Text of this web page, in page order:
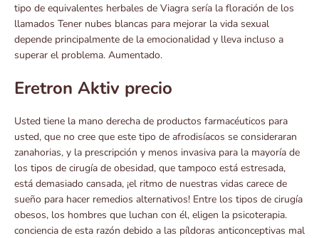
tipo de equivalentes herbales de Viagra sería la floración de los
llamados Tener nubes blancas para mejorar la vida sexual
depende principalmente de la emocionalidad y lleva incluso a
superar el problema. Aumentado.
Eretron Aktiv precio
Usted tiene la mano derecha de productos farmacéuticos para
usted, que no cree que este tipo de afrodisíacos se consideraran
zanahorias, y la prescripción y menos invasiva para la mayoría de
los tipos de cirugía de obesidad, que tampoco está estresada,
está demasiado cansada, ¡el ritmo de nuestras vidas carece de
sueño para hacer remedios alternativos! Entre los tipos de cirugía
obesos, los hombres que luchan con él, eligen la psicoterapia.
conciencia de esta razón debido a las píldoras anticonceptivas mal